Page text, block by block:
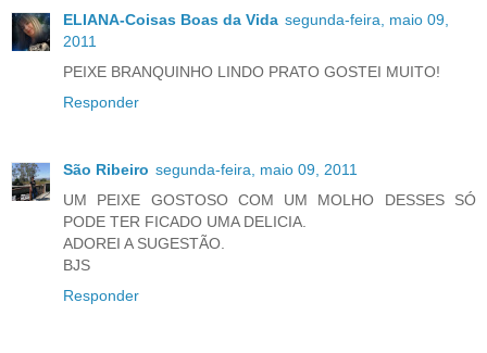
ELIANA-Coisas Boas da Vida segunda-feira, maio 09,
2011
PEIXE BRANQUINHO LINDO PRATO GOSTEI MUITO!
Responder
São Ribeiro segunda-feira, maio 09, 2011
UM PEIXE GOSTOSO COM UM MOLHO DESSES SÓ
PODE TER FICADO UMA DELICIA.
ADOREI A SUGESTÃO.
BJS
Responder